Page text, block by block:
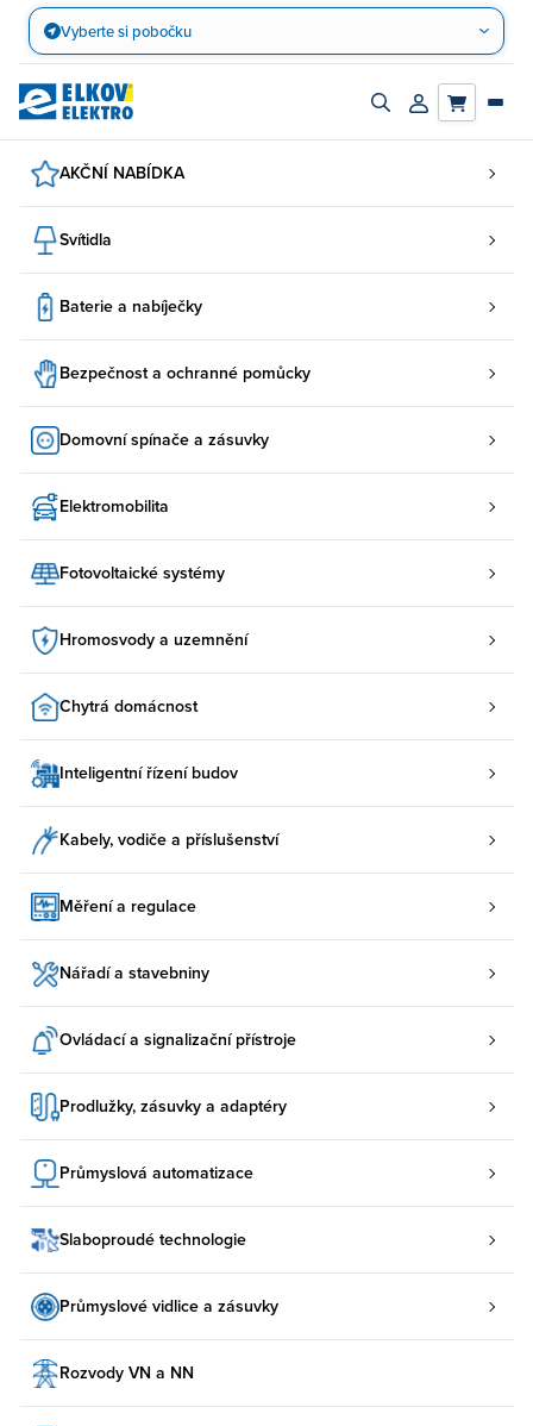
Přejít
obsah
Vyberte si pobočku
Zapnout/vypnout
Přihlásit/
AKČNÍ NABÍDKA
Svítidla
Baterie a nabíječky
Bezpečnost a ochranné pomůcky
Domovní spínače a zásuvky
Elektromobilita
Fotovoltaické systémy
Hromosvody a uzemnění
Chytrá domácnost
Inteligentní řízení budov
Kabely, vodiče a příslušenství
Měření a regulace
Nářadí a stavebniny
Ovládací a signalizační přístroje
Prodlužky, zásuvky a adaptéry
Průmyslová automatizace
Slaboproudé technologie
Průmyslové vidlice a zásuvky
Rozvody VN a NN